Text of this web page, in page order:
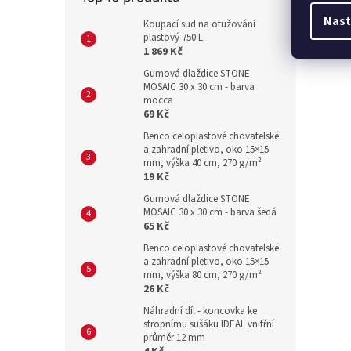
Koupací sud na otužování
plastový 750 L
1 869 Kč
Gumová dlaždice STONE
MOSAIC 30 x 30 cm - barva
mocca
69 Kč
Benco celoplastové chovatelské
a zahradní pletivo, oko 15×15
mm, výška 40 cm, 270 g/m²
19 Kč
Gumová dlaždice STONE
MOSAIC 30 x 30 cm - barva šedá
65 Kč
Benco celoplastové chovatelské
a zahradní pletivo, oko 15×15
mm, výška 80 cm, 270 g/m²
26 Kč
Náhradní díl - koncovka ke
stropnímu sušáku IDEAL vnitřní
průměr 12 mm